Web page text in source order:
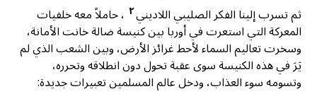
ثم تسرب إلينا الفكر الصليبي اللاديني٢ ، حاملاً معه خلفيات
المعركة التي استعرت في أوربا بين كنيسة ضالة خانت الأمانة،
وسخرت تعاليم السماء لأحط غرائز الأرض، وبين الشعب الذي لم
يَرَ في هذه الكنيسة سوى عقبة تحول دون انطلاقه وتحرره،
وتسومه سوء العذاب، ودخل عالم المسلمين تعبيرات جديدة: